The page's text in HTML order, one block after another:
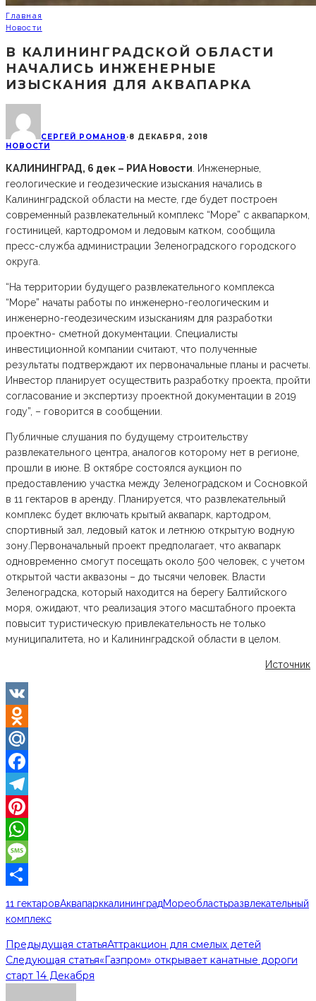
Главная
Новости
В КАЛИНИНГРАДСКОЙ ОБЛАСТИ
НАЧАЛИСЬ ИНЖЕНЕРНЫЕ
ИЗЫСКАНИЯ ДЛЯ АКВАПАРКА
СЕРГЕЙ РОМАНОВ ·8 ДЕКАБРЯ, 2018
НОВОСТИ
КАЛИНИНГРАД, 6 дек – РИА Новости . Инженерные,
геологические и геодезические изыскания начались в
Калининградской области на месте, где будет построен
современный развлекательный комплекс “Море” с аквапарком,
гостиницей, картодромом и ледовым катком, сообщила
пресс-служба администрации Зеленоградского городского
округа.
“На территории будущего развлекательного комплекса
“Море” начаты работы по инженерно-геологическим и
инженерно-геодезическим изысканиям для разработки
проектно- сметной документации. Специалисты
инвестиционной компании считают, что полученные
результаты подтверждают их первоначальные планы и расчеты.
Инвестор планирует осуществить разработку проекта, пройти
согласование и экспертизу проектной документации в 2019
году”, – говорится в сообщении.
Публичные слушания по будущему строительству
развлекательного центра, аналогов которому нет в регионе,
прошли в июне. В октябре состоялся аукцион по
предоставлению участка между Зеленоградском и Сосновкой
в 11 гектаров в аренду. Планируется, что развлекательный
комплекс будет включать крытый аквапарк, картодром,
спортивный зал, ледовый каток и летнюю открытую водную
зону.Первоначальный проект предполагает, что аквапарк
одновременно смогут посещать около 500 человек, с учетом
открытой части аквазоны – до тысячи человек. Власти
Зеленоградска, который находится на берегу Балтийского
моря, ожидают, что реализация этого масштабного проекта
повысит туристическую привлекательность не только
муниципалитета, но и Калининградской области в целом.
Источник
VK
Odnoklassniki
Mail.Ru
Facebook
Telegram
Pinterest
WhatsApp
Message
11 гектаровАквапарккалининградМореобластьразвлекательный
комплекс
Предыдущая статьяАттракцион для смелых детей
Следующая статья«Газпром» открывает канатные дороги
старт 14 Декабря